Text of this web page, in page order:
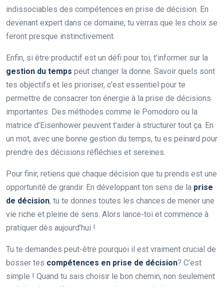
indissociables des compétences en prise de décision. En
devenant expert dans ce domaine, tu verras que les choix se
feront presque instinctivement.
Enfin, si être productif est un défi pour toi, t’informer sur la
gestion du temps peut changer la donne. Savoir quels sont
tes objectifs et les prioriser, c’est essentiel pour te
permettre de consacrer ton énergie à la prise de décisions
importantes. Des méthodes comme le Pomodoro ou la
matrice d’Eisenhower peuvent t’aider à structurer tout ça. En
un mot, avec une bonne gestion du temps, tu es peinard pour
prendre des décisions réfléchies et sereines.
Pour finir, retiens que chaque décision que tu prends est une
opportunité de grandir. En développant ton sens de la prise
de décision, tu te donnes toutes les chances de mener une
vie riche et pleine de sens. Alors lance-toi et commence à
pratiquer dès aujourd’hui !
Tu te demandes peut-être pourquoi il est vraiment crucial de
bosser tes compétences en prise de décision? C’est
simple ! Quand tu sais choisir le bon chemin, non seulement